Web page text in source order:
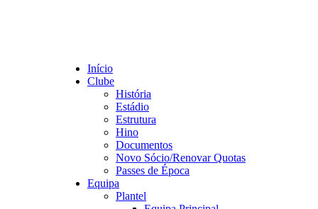
Início
Clube
História
Estádio
Estrutura
Hino
Documentos
Novo Sócio/Renovar Quotas
Passes de Época
Equipa
Plantel